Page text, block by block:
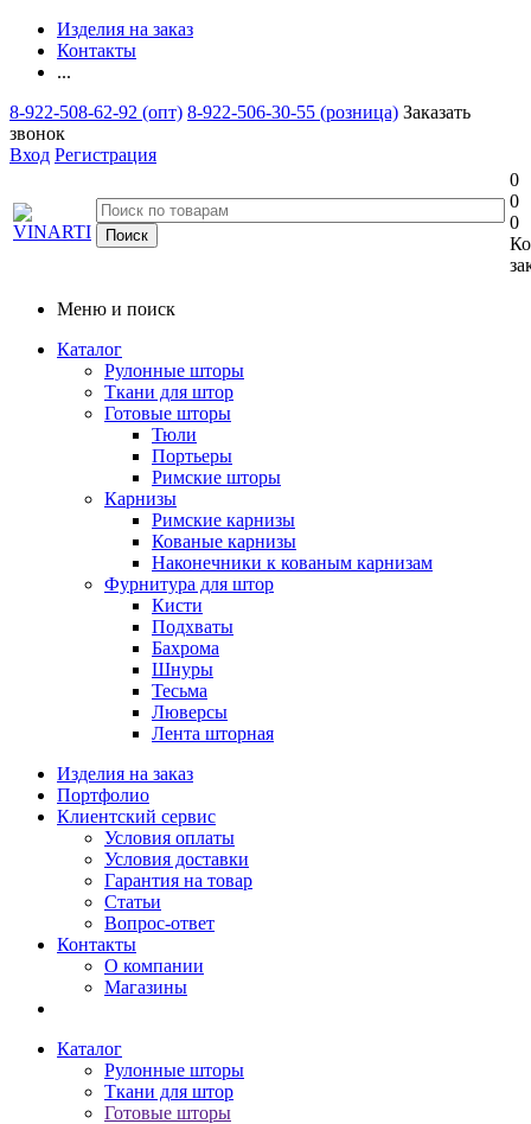
Изделия на заказ
Контакты
...
8-922-508-62-92 (опт) 8-922-506-30-55 (розница) Заказать
звонок
Вход Регистрация
0
0
0
Меню и поиск
Каталог
Рулонные шторы
Ткани для штор
Готовые шторы
Тюли
Портьеры
Римские шторы
Карнизы
Римские карнизы
Кованые карнизы
Наконечники к кованым карнизам
Фурнитура для штор
Кисти
Подхваты
Бахрома
Шнуры
Тесьма
Люверсы
Лента шторная
Изделия на заказ
Портфолио
Клиентский сервис
Условия оплаты
Условия доставки
Гарантия на товар
Статьи
Вопрос-ответ
Контакты
О компании
Магазины
Каталог
Рулонные шторы
Ткани для штор
Готовые шторы